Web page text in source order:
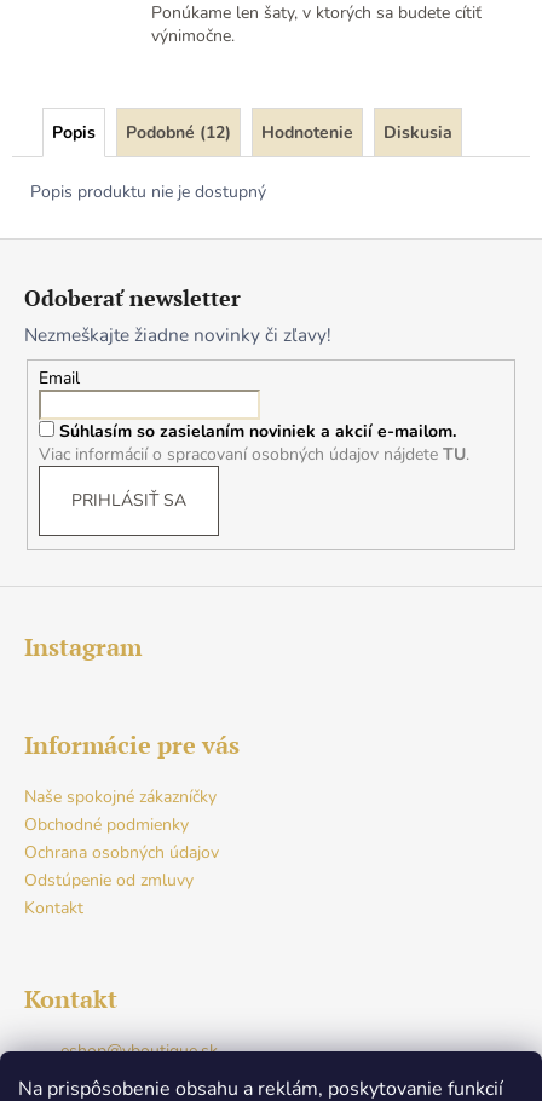
Na prispôsobenie obsahu a reklám, poskytovanie funkcií
Ponúkame len šaty, v ktorých sa budete cítiť
výnimočne.
Popis Podobné (12) Hodnotenie Diskusia
Popis produktu nie je dostupný
Odoberať newsletter
Nezmeškajte žiadne novinky či zľavy!
Email
Súhlasím so zasielaním noviniek a akcií e-mailom.
Viac informácií o spracovaní osobných údajov nájdete TU.
PRIHLÁSIŤ SA
Instagram
Informácie pre vás
Naše spokojné zákazníčky
Obchodné podmienky
Ochrana osobných údajov
Odstúpenie od zmluvy
Kontakt
Kontakt
eshop@vboutique.sk
+421917765941